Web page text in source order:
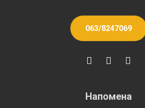
063/8247069
Напомена